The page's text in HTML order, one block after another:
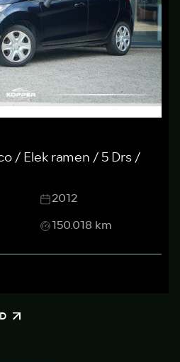
/ Elek ramen / 5 Drs /
2012
150.018 km